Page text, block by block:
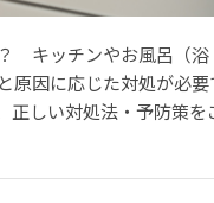
キッチンやお風呂（浴
原因に応じた対処が必要
正しい対処法・予防策を